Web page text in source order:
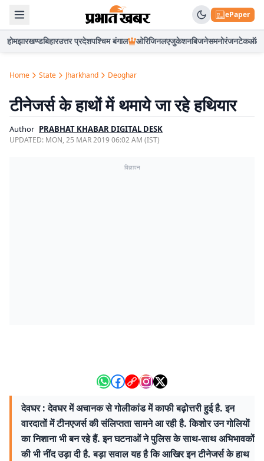
ePaper
होमझारखण्डबिहारउत्तर प्रदेशपश्चिम बंगाल ओरिजिनलएजुकेशनबिजनेसमनोरंजनटेकऑटो
Home State Jharkhand Deoghar
टीनेजर्स के हाथों में थमाये जा रहे हथियार
Author PRABHAT KHABAR DIGITAL DESK
UPDATED: MON, 25 MAR 2019 06:02 AM (IST)
विज्ञापन
देवघर : देवघर में अचानक से गोलीकांड में काफी बढ़ोत्तरी हुई है. इन
वारदातों में टीनएजर्स की संलिप्तता सामने आ रही है. किशोर उन गोलियाें
का निशाना भी बन रहे हैं. इन घटनाओं ने पुलिस के साथ-साथ अभिभावकों
की भी नींद उड़ा दी है. बड़ा सवाल यह है कि आखिर इन टीनेजर्स के हाथ